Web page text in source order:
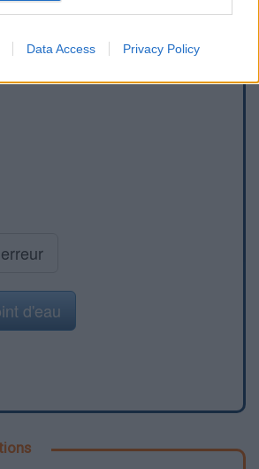
Data Access Privacy Policy
d'eau